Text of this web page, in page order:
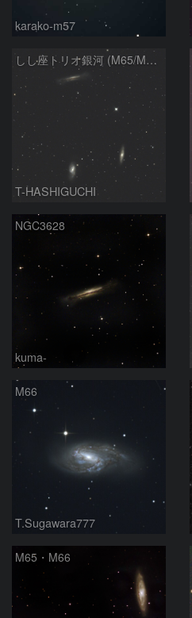
karako-m57
しし座トリオ銀河 (M65/M66/NGC3628) 2026/05/11
T-HASHIGUCHI
NGC3628
kuma-
M66
T.Sugawara777
M65・M66